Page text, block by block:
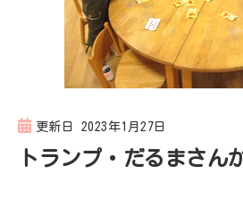
更新日 2023年1月27日
トランプ・だるまさん